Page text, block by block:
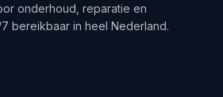
onderhoud, reparatie en
bereikbaar in heel Nederland.